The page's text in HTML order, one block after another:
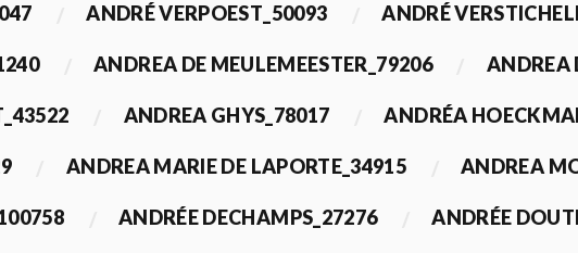
ANDRÉ VERPOEST_50093 ANDRÉ
ANDREA DE MEULEMEESTER_79206 ANDREA
ANDREA GHYS_78017 ANDRÉA
ANDREA MARIE DE LAPORTE_34915 ANDREA
ANDRÉE DECHAMPS_27276 ANDRÉE